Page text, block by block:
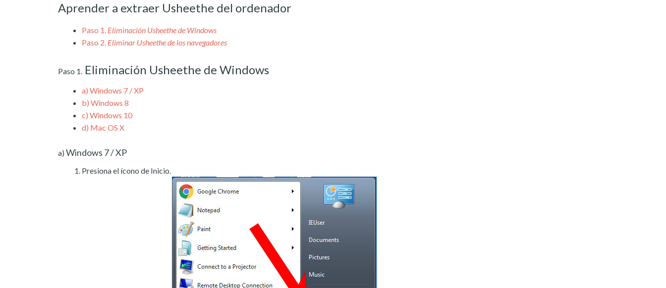
Aprender a extraer Usheethe del ordenador
Paso 1. Eliminación Usheethe de Windows
Paso 2. Eliminar Usheethe de los navegadores
Paso 1. Eliminación Usheethe de Windows
a) Windows 7 / XP
b) Windows 8
c) Windows 10
d) Mac OS X
a) Windows 7 / XP
Presiona el ícono de Inicio.